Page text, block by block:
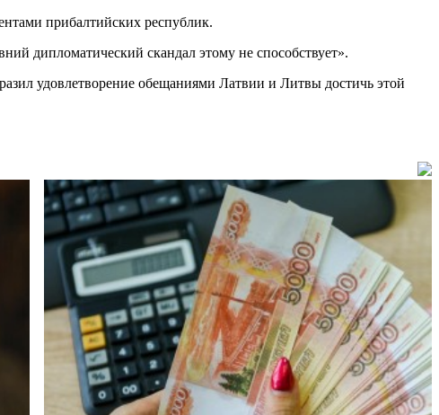
прибалтийских республик.
дипломатический скандал этому не способствует».
удовлетворение обещаниями Латвии и Литвы достичь этой